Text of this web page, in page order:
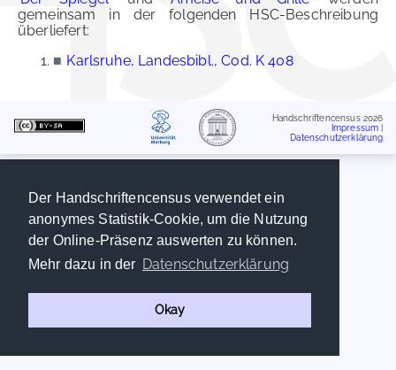
Der Handschriftencensus verwendet ein
anonymes Statistik-Cookie, um die Nutzung
der Online-Präsenz auswerten zu können.
Mehr dazu in der Datenschutzerklärung
Okay
gemeinsam in der folgenden HSC-Beschreibung
überliefert:
■ Karlsruhe, Landesbibl., Cod. K 408
Handschriftencensus 2026
Impressum
Datenschutzerklärung